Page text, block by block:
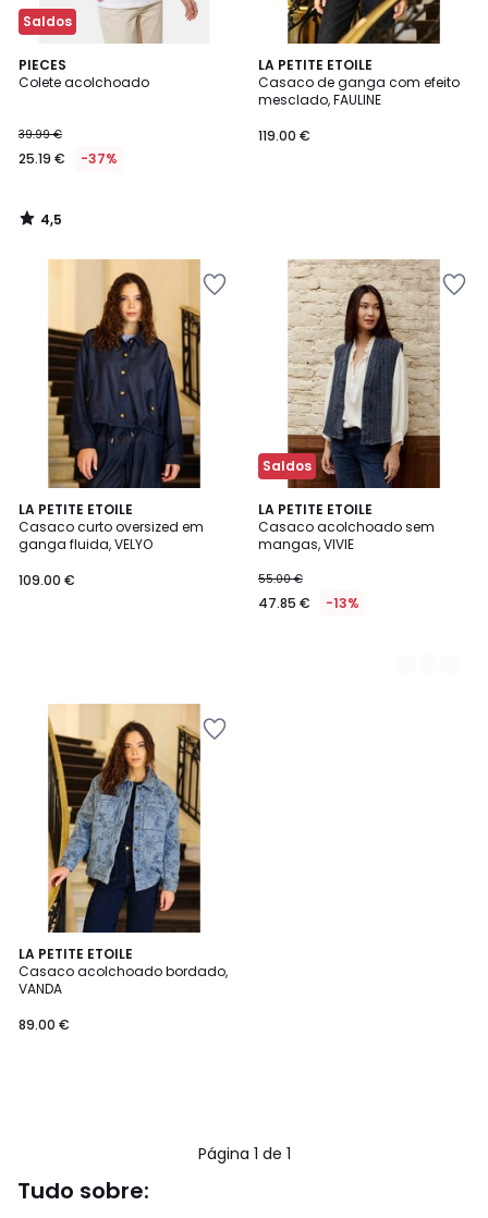
Saldos
PIECES
Colete acolchoado
39.99 €
25.19 € -37%
4,5
/ 5
4,5
/
LA PETITE ETOILE
Casaco de ganga com efeito
mesclado, FAULINE
119.00 €
LA PETITE ETOILE
Casaco curto oversized em
ganga fluida, VELYO
109.00 €
Saldos
LA PETITE ETOILE
Casaco acolchoado sem
mangas, VIVIE
55.00 €
47.85 € -13%
3
Cores
LA PETITE ETOILE
Casaco acolchoado bordado,
VANDA
89.00 €
Página 1 de 1
Tudo sobre: